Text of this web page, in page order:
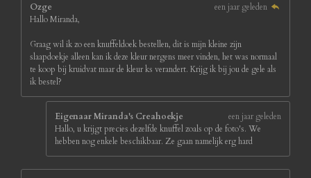
Ozge
een jaar geleden
Hallo Miranda,
Graag wil ik zo een knuffeldoek bestellen, dit is mijn kleine zijn
slaapdoekje alleen kan ik deze kleur nergens meer vinden, het was normaal
te koop bij kruidvat maar de kleur ks verandert. Krijg ik bij jou de gele als
ik bestel?
Eigenaar Miranda's Creahoekje
een jaar geleden
Hallo, u krijgt precies dezelfde knuffel zoals op de foto's. We
hebben nog enkele beschikbaar. Ze gaan namelijk erg hard